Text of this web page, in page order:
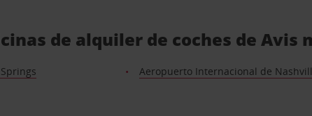
de alquiler de coches de Avis
Aeropuerto Internacional de